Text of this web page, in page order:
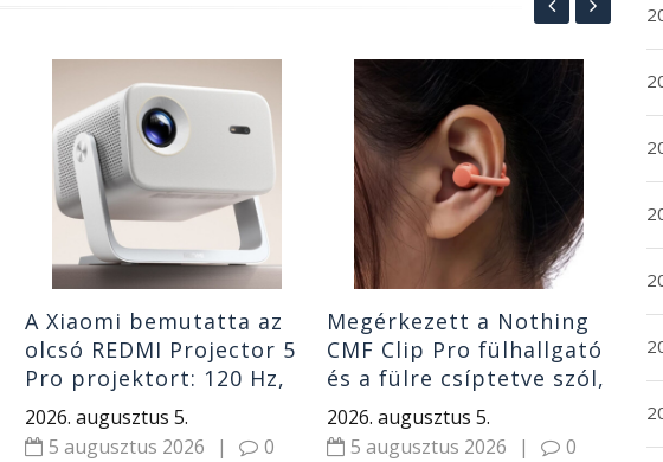
A Xiaomi bemutatta az
olcsó REDMI Projector 5
Pro projektort: 120 Hz,
1000 CVIA lumen és
Dolby Audio
2026. augusztus 5.
5 augusztus 2026
| 0
Megérkezett a Nothing
CMF Clip Pro fülhallgató
és a fülre csíptetve szól,
nem zárja ki a külvilágot
2026. augusztus 5.
5 augusztus 2026
| 0